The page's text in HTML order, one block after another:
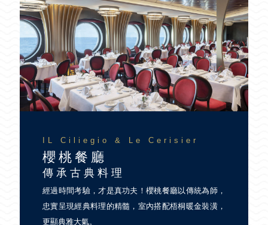
IL Ciliegio & Le Cerisier
櫻桃餐廳
傳承古典料理
經過時間考驗，才是真功夫！櫻桃餐廳以傳統為師，
忠實呈現經典料理的精髓，室內搭配梧桐暖金裝潢，
更顯典雅大氣。